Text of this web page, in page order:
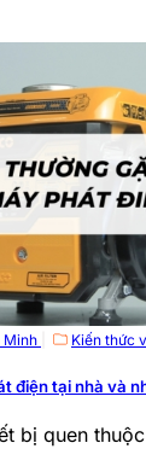
Minh Kiến thức
điện tại nhà và
bị quen